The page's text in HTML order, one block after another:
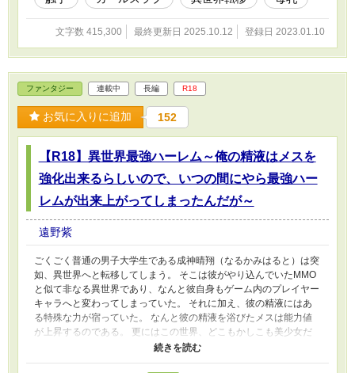
文字数 415,300 最終更新日 2025.10.12 登録日 2023.01.10
ファンタジー 連載中 長編 R18
お気に入りに追加 152
【R18】異世界最強ハーレム～俺の精液はメスを
強化出来るらしいので、いつの間にやら最強ハー
レムが出来上がってしまったんだが～
遠野紫
ごくごく普通の男子大学生である成神晴翔（なるかみはると）は突
如、異世界へと転移してしまう。 そこは彼がやり込んでいたMMO
と似て非なる異世界であり、なんと彼自身もゲーム内のプレイヤー
キャラへと変わってしまっていた。 それに加え、彼の精液にはあ
る特殊な力が宿っていた。 なんと彼の精液を浴びたメスは能力値
が上昇するのである。 更にはこの世界、どこもかしこも美少女だ
らけ。これにはお盛んな男子大学生の血が騒ぐと言うもの。 故
に、彼はこの世界で最強のハーレムを築くこととなるのだった。